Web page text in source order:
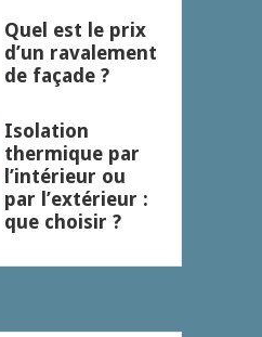
Quel est le prix
d’un ravalement
de façade ?
Isolation
thermique par
l’intérieur ou
par l’extérieur :
que choisir ?